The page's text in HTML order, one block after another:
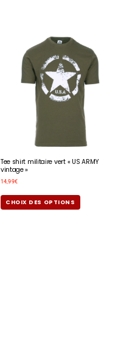
Tee shirt militaire vert « US ARMY
vintage »
14,99€
CHOIX DES OPTIONS